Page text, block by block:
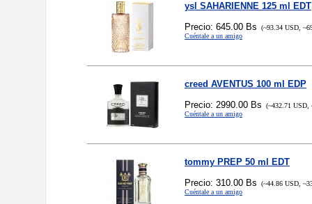
ysl SAHARIENNE 125 ml EDT
Precio: 645.00 Bs (~93.34 USD,
Cuéntale a un amigo
creed AVENTUS 100 ml EDP
Precio: 2990.00 Bs (~432.71 USD,
Cuéntale a un amigo
tommy PREP 50 ml EDT
Precio: 310.00 Bs (~44.86 USD,
Cuéntale a un amigo